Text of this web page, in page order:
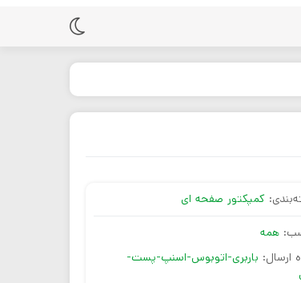
ای
موتور ویبراتور برقی
ویبره
کمپکتور صفحه ای
همه
ارسال: باربری-اتوبوس-اسنپ-پست-